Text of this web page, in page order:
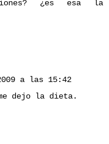
¿es esa la
a las 15:42
dejo la dieta.